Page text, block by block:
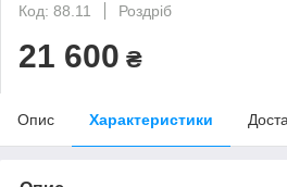
Код: 88.11
Роздріб
21 600 ₴
Опис Характеристики